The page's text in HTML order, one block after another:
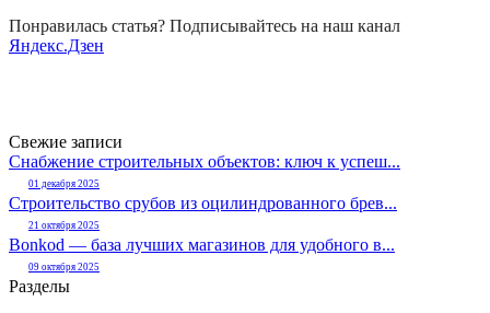
Понравилась статья? Подписывайтесь на наш канал
Яндекс.Дзен
Свежие записи
Снабжение строительных объектов: ключ к успеш...
01 декабря 2025
Строительство срубов из оцилиндрованного брев...
21 октября 2025
Bonkod — база лучших магазинов для удобного в...
09 октября 2025
Разделы